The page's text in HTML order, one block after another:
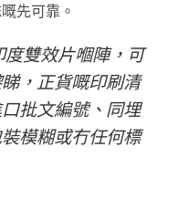
先可靠。
度雙效片嗰陣，可
，正貨嘅印刷清
批文編號、同埋
模糊或冇任何標